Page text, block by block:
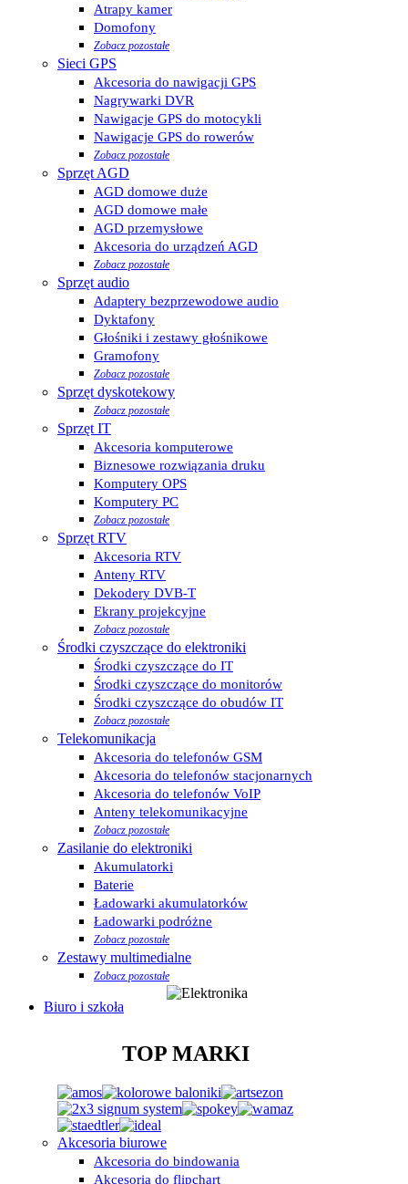
Atrapy kamer
Domofony
Zobacz pozostałe
Sieci GPS
Akcesoria do nawigacji GPS
Nagrywarki DVR
Nawigacje GPS do motocykli
Nawigacje GPS do rowerów
Zobacz pozostałe
Sprzęt AGD
AGD domowe duże
AGD domowe małe
AGD przemysłowe
Akcesoria do urządzeń AGD
Zobacz pozostałe
Sprzęt audio
Adaptery bezprzewodowe audio
Dyktafony
Głośniki i zestawy głośnikowe
Gramofony
Zobacz pozostałe
Sprzęt dyskotekowy
Zobacz pozostałe
Sprzęt IT
Akcesoria komputerowe
Biznesowe rozwiązania druku
Komputery OPS
Komputery PC
Zobacz pozostałe
Sprzęt RTV
Akcesoria RTV
Anteny RTV
Dekodery DVB-T
Ekrany projekcyjne
Zobacz pozostałe
Środki czyszczące do elektroniki
Środki czyszczące do IT
Środki czyszczące do monitorów
Środki czyszczące do obudów IT
Zobacz pozostałe
Telekomunikacja
Akcesoria do telefonów GSM
Akcesoria do telefonów stacjonarnych
Akcesoria do telefonów VoIP
Anteny telekomunikacyjne
Zobacz pozostałe
Zasilanie do elektroniki
Akumulatorki
Baterie
Ładowarki akumulatorków
Ładowarki podróżne
Zobacz pozostałe
Zestawy multimedialne
Zobacz pozostałe
Biuro i szkoła
TOP MARKI
Akcesoria biurowe
Akcesoria do bindowania
Akcesoria do flipchart